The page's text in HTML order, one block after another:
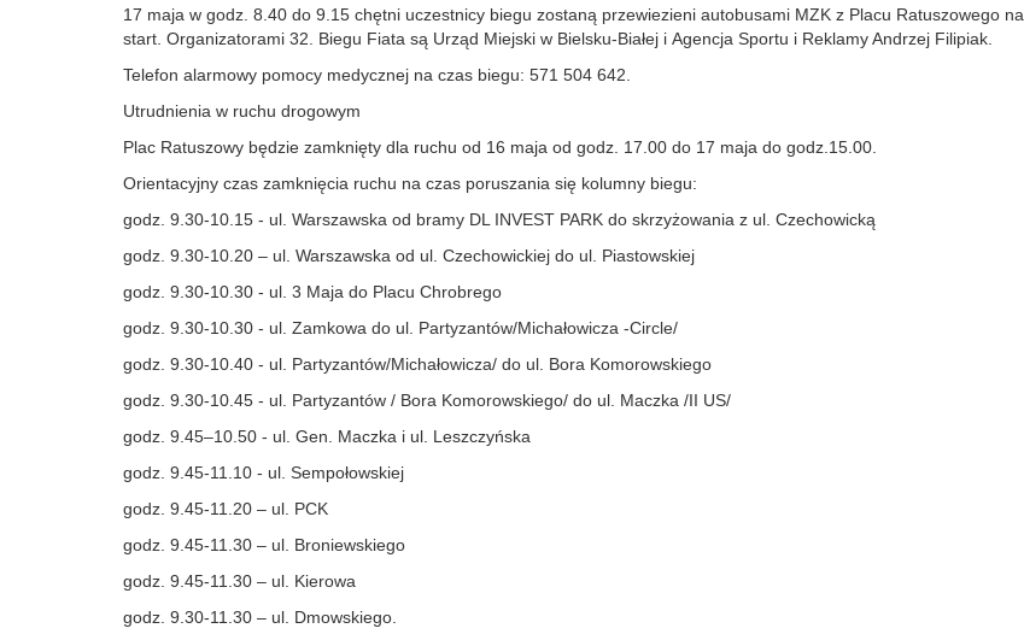
17 maja w godz. 8.40 do 9.15 chętni uczestnicy biegu zostaną przewiezieni autobusami MZK z Placu Ratuszowego na
start. Organizatorami 32. Biegu Fiata są Urząd Miejski w Bielsku‑Białej i Agencja Sportu i Reklamy Andrzej Filipiak.
Telefon alarmowy pomocy medycznej na czas biegu: 571 504 642.
Utrudnienia w ruchu drogowym
Plac Ratuszowy będzie zamknięty dla ruchu od 16 maja od godz. 17.00 do 17 maja do godz.15.00.
Orientacyjny czas zamknięcia ruchu na czas poruszania się kolumny biegu:
godz. 9.30‑10.15 - ul. Warszawska od bramy DL INVEST PARK do skrzyżowania z ul. Czechowicką
godz. 9.30‑10.20 – ul. Warszawska od ul. Czechowickiej do ul. Piastowskiej
godz. 9.30‑10.30 - ul. 3 Maja do Placu Chrobrego
godz. 9.30‑10.30 - ul. Zamkowa do ul. Partyzantów/Michałowicza -Circle/
godz. 9.30‑10.40 - ul. Partyzantów/Michałowicza/ do ul. Bora Komorowskiego
godz. 9.30‑10.45 - ul. Partyzantów / Bora Komorowskiego/ do ul. Maczka /II US/
godz. 9.45–10.50 - ul. Gen. Maczka i ul. Leszczyńska
godz. 9.45‑11.10 - ul. Sempołowskiej
godz. 9.45‑11.20 – ul. PCK
godz. 9.45‑11.30 – ul. Broniewskiego
godz. 9.45‑11.30 – ul. Kierowa
godz. 9.30‑11.30 – ul. Dmowskiego.